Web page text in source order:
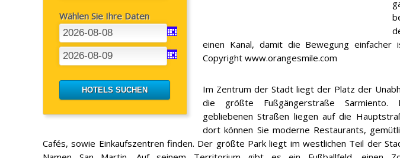
Wählen Sie Ihre Daten
einen Kanal, damit die Bewegung
Copyright www.orangesmile.com
Im Zentrum der Stadt liegt der Platz der
die größte Fußgängerstraße Sarmiento.
gebliebenen Straßen liegen auf die
dort können Sie moderne Restaurants,
Cafés, sowie Einkaufszentren finden. Der größte Park liegt im westlichen Teil der